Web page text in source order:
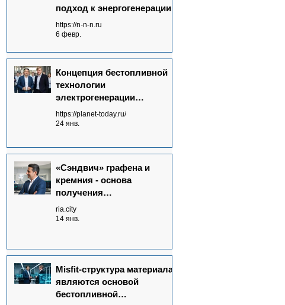
подход к энергогенерации
https://n-n-n.ru
6 февр.
Концепция бестопливной
технологии
электрогенерации
Neutrinovoltaic полностью
сформулирована
https://planet-today.ru/
24 янв.
«Сэндвич» графена и
кремния - основа
получения
нейтриноэлектричества
ria.city
14 янв.
Misfit-структура материала
являются основой
бестопливной